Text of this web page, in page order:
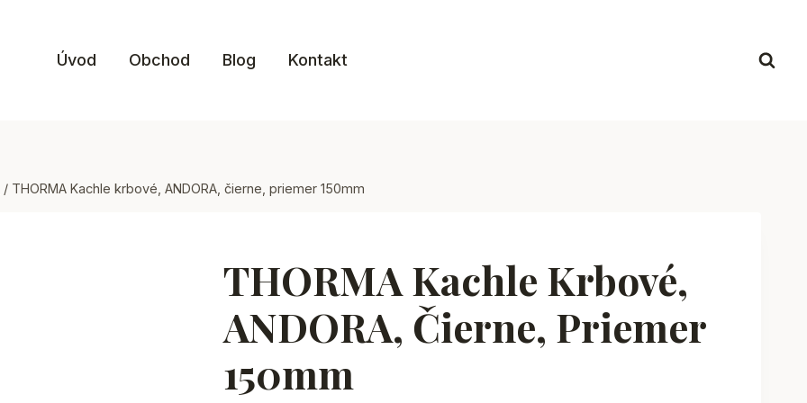
Úvod Obchod Blog Kontakt
/ THORMA Kachle krbové, ANDORA, čierne, priemer 150mm
THORMA Kachle Krbové,
ANDORA, Čierne, Priemer
150mm